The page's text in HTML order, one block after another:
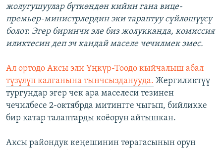
жолугушуулар бүткөндөн кийин гана вице-
премьер-министрлердин эки тараптуу сүйлөшүүсү
болот. Эгер биринчи эле биз жолукканда, комиссия
иликтесин деп эч кандай маселе чечилмек эмес.
Ал ортодо Аксы эли Үңкүр-Тоодо кыйчалыш абал
түзүлүп калганына тынчсызданууда. Жергиликтүү
тургундар эгер чек ара маселеси тезинен
чечилбесе 2-октябрда митингге чыгып, бийликке
бир катар талаптарды коёорун айтышкан.
Аксы райондук кеңешинин төрагасынын орун